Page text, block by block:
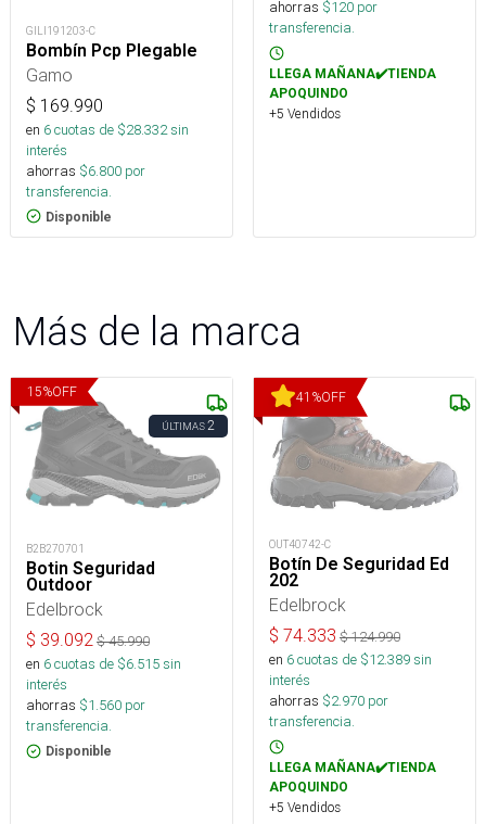
GILI191203-C
Bombín Pcp Plegable
Gamo
$ 169.990
en 6cuotas de $28.332sin
interés
ahorras $6.800 por
transferencia.
Disponible
ahorras $120 por
transferencia.
LLEGA MAÑANA✔️TIENDA
APOQUINDO
+5 Vendidos
Más de la marca
15%OFF
ÚLTIMAS2
B2B270701
Botin Seguridad
Outdoor
Edelbrock
$ 39.092 $45.990
en 6cuotas de $6.515sin
interés
ahorras $1.560 por
transferencia.
Disponible
41 %OFF
OUT40742-C
Botín De Seguridad Ed
202
Edelbrock
$ 74.333 $124.990
en 6cuotas de $12.389sin
interés
ahorras $2.970 por
transferencia.
LLEGA MAÑANA✔️TIENDA
APOQUINDO
+5 Vendidos